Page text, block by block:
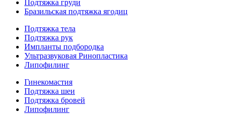
Подтяжка груди
Бразильская подтяжка ягодиц
Подтяжка тела
Подтяжка рук
Импланты подбородка
Ультразвуковая Ринопластика
Липофилинг
Гинекомастия
Подтяжка шеи
Подтяжка бровей
Липофилинг